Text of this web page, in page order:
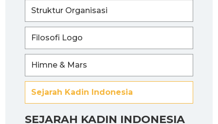
SEJARAH KADIN INDONESIA
Struktur Organisasi
Filosofi Logo
Himne & Mars
Sejarah Kadin Indonesia